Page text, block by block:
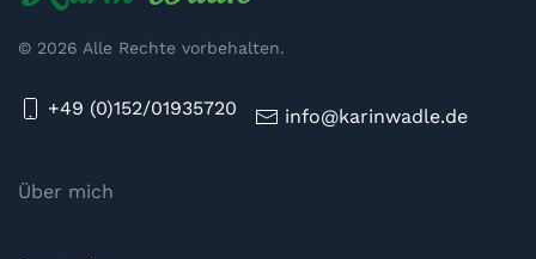
© 2026 Alle Rechte vorbehalten.
+49 (0)152/01935720 info@karinwadle.de
Über mich